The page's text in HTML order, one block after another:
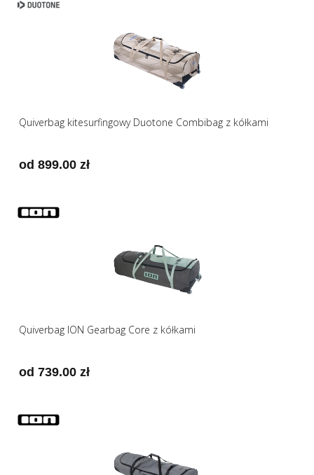
Quiverbag kitesurfingowy Duotone Combibag z kółkami
od 899.00 zł
Quiverbag ION Gearbag Core z kółkami
od 739.00 zł